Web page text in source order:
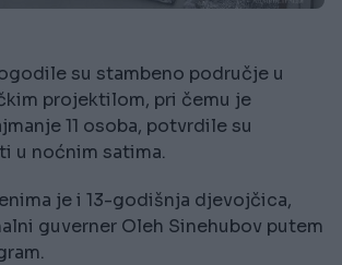
su stambeno područje u
projektilom, pri čemu je
11 osoba, potvrdile su
u noćnim satima.
je i 13-godišnja djevojčica,
guverner Oleh Sinehubov putem